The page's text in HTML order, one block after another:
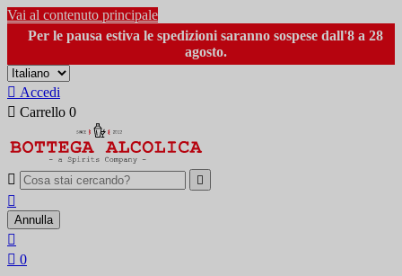
Vai al contenuto principale
Per le pausa estiva le spedizioni saranno sospese dall'8 a 28
agosto.
 Accedi
 Carrello 0
 

Annulla

 0